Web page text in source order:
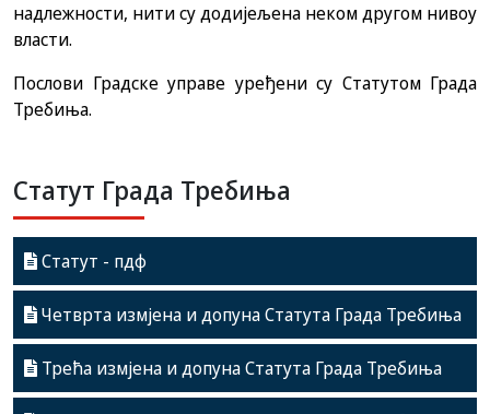
надлежности, нити су додијељена неком другом нивоу
власти.
Послови Градске управе уређени су Статутом Града
Требиња.
Статут Града Требиња
Статут - пдф
Четврта измјена и допуна Статута Града Требиња
Трећа измјена и допуна Статута Града Требиња